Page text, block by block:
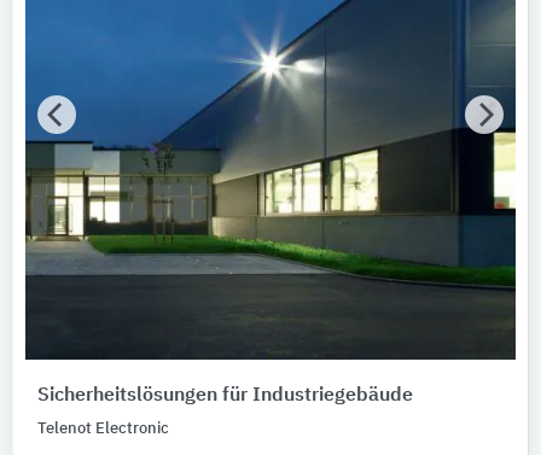
Sicherheitslösungen für Industriegebäude
Telenot Electronic